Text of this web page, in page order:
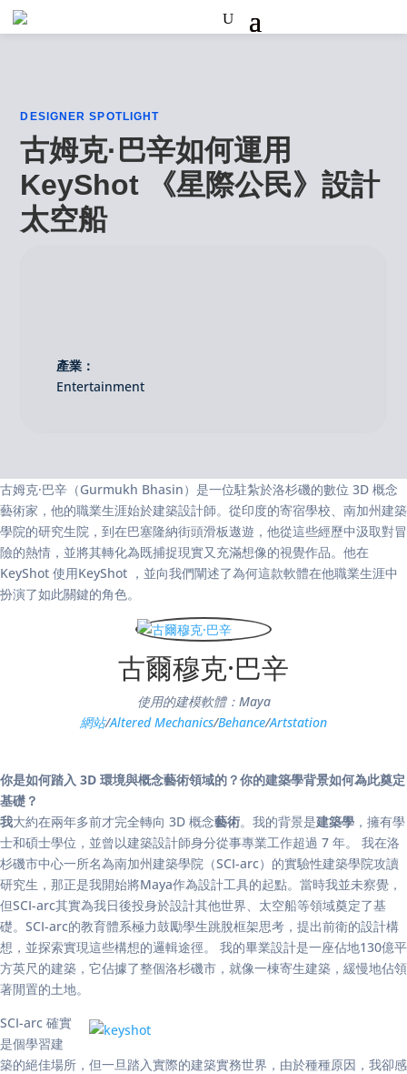
DESIGNER SPOTLIGHT
古姆克·巴辛如何運用
KeyShot 《星際公民》設計
太空船
產業：
Entertainment
古姆克·巴辛（Gurmukh Bhasin）是一位駐紮於洛杉磯的數位 3D 概念
藝術家，他的職業生涯始於建築設計師。從印度的寄宿學校、南加州建築
學院的研究生院，到在巴塞隆納街頭滑板遨遊，他從這些經歷中汲取對冒
險的熱情，並將其轉化為既捕捉現實又充滿想像的視覺作品。他在
KeyShot 使用KeyShot ，並向我們闡述了為何這款軟體在他職業生涯中
扮演了如此關鍵的角色。
古爾穆克·巴辛
使用的建模軟體：Maya
網站/Altered Mechanics/Behance/Artstation
你是如何踏入 3D 環境與概念藝術領域的？你的建築學背景如何為此奠定
基礎？
我大約在兩年多前才完全轉向 3D 概念藝術。我的背景是建築學 ，擁有學
士和碩士學位，並曾以建築設計師身分從事專業工作超過 7 年。 我在洛
杉磯市中心一所名為南加州建築學院（SCI-arc）的實驗性建築學院攻讀
研究生，那正是我開始將Maya作為設計工具的起點。當時我並未察覺，
但SCI-arc其實為我日後投身於設計其他世界、太空船等領域奠定了基
礎。SCI-arc的教育體系極力鼓勵學生跳脫框架思考，提出前衛的設計構
想，並探索實現這些構想的邏輯途徑。 我的畢業設計是一座佔地130億平
方英尺的建築，它佔據了整個洛杉磯市，就像一棟寄生建築，緩慢地佔領
著閒置的土地。
SCI-arc 確實
是個學習建
築的絕佳場所，但一旦踏入實際的建築實務世界，由於種種原因，我卻感